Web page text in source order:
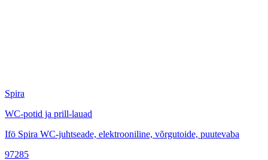
Spira
WC-potid ja prill-lauad
Ifö Spira WC-juhtseade, elektrooniline, võrgutoide, puutevaba
97285